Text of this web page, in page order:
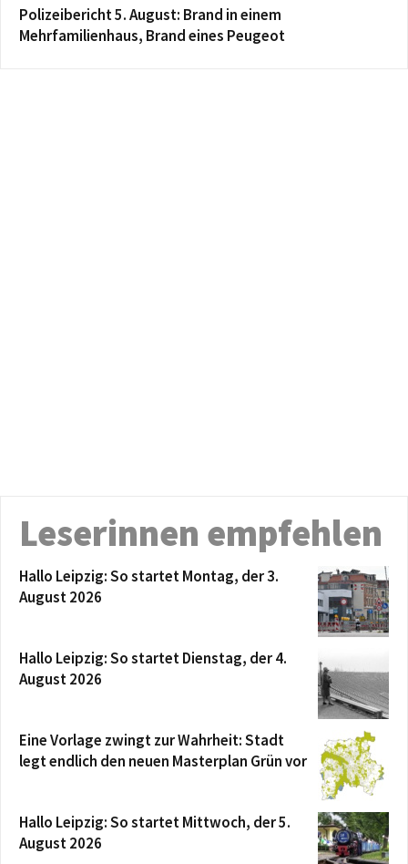
Polizeibericht 5. August: Brand in einem
Mehrfamilienhaus, Brand eines Peugeot
Leserinnen empfehlen
Hallo Leipzig: So startet Montag, der 3.
August 2026
Hallo Leipzig: So startet Dienstag, der 4.
August 2026
Eine Vorlage zwingt zur Wahrheit: Stadt
legt endlich den neuen Masterplan Grün vor
Hallo Leipzig: So startet Mittwoch, der 5.
August 2026